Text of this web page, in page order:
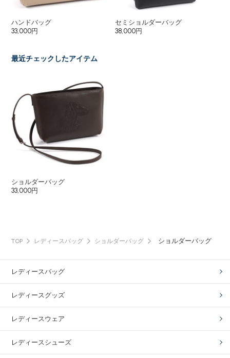
ハンドバッグ
33,000円
セミショルダーバッグ
38,000円
最近チェックしたアイテム
ショルダーバッグ
33,000円
TOP レディースバッグ ショルダーバッグ ショルダーバッグ
レディースバッグ
レディースグッズ
レディースウェア
レディースシューズ